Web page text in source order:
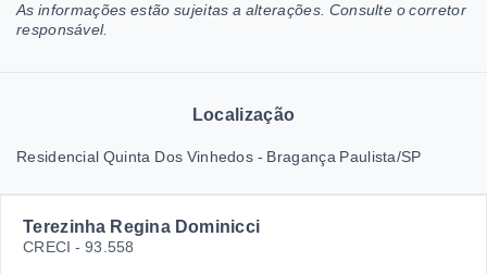
As informações estão sujeitas a alterações. Consulte o corretor
responsável.
Localização
Residencial Quinta Dos Vinhedos - Bragança Paulista/SP
Terezinha Regina Dominicci
CRECI - 93.558